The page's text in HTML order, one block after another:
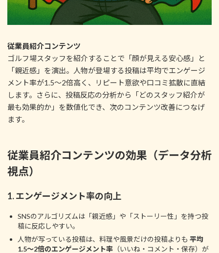
従業員紹介コンテンツ
ゴルフ場スタッフを紹介することで「顔が見える安心感」と
「親近感」を演出。人物が登場する投稿は平均でエンゲージ
メント率が1.5〜2倍高く、リピート意欲や口コミ拡散に直結
します。さらに、投稿反応の分析から「どのスタッフ紹介が
最も効果的か」を数値化でき、次のコンテンツ改善につなげ
ます。
従業員紹介コンテンツの効果（データ分析
視点）
1.エンゲージメント率の向上
SNSのアルゴリズムは「親近感」や「ストーリー性」を持つ投
稿に反応しやすい。
人物が写っている投稿は、料理や風景だけの投稿よりも 平均
1.5〜2倍のエンゲージメント率 （いいね・コメント・保存）が